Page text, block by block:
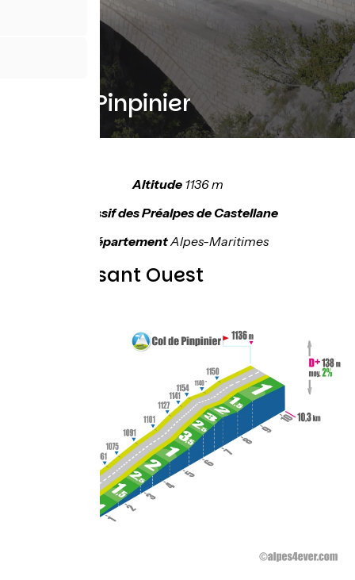
Col de Pinpinier
Altitude1136 m
Massif des Préalpes de Castellane
DépartementAlpes-Maritimes
Topo versant Ouest